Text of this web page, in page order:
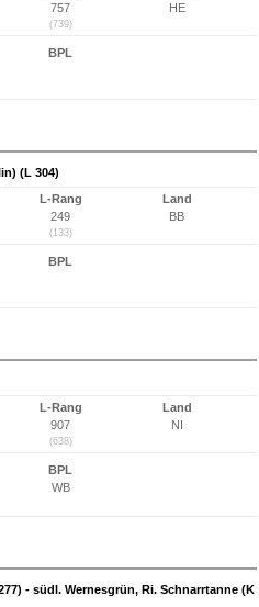
757
(739)
HE
BPL
(L 304)
L-Rang
249
(133)
Land
BB
BPL
L-Rang
907
(638)
Land
NI
BPL
WB
- südl. Wernesgrün, Ri. Schnarrtanne (K